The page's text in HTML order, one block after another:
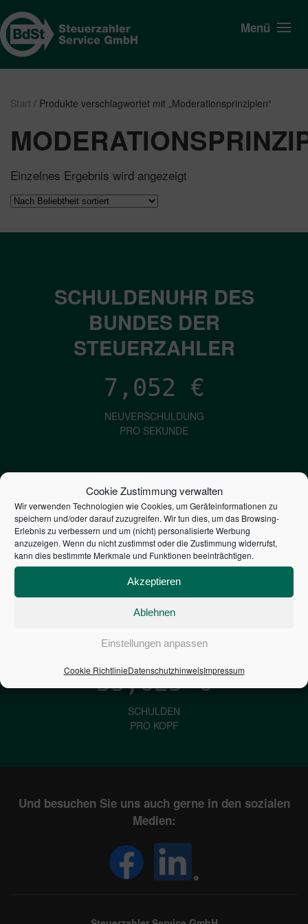
Cookie Zustimmung verwalten
Wir verwenden Technologien wie Cookies, um Geräteinformationen zu
speichern und/oder darauf zuzugreifen. Wir tun dies, um das Browsing-
Erlebnis zu verbessern und um (nicht) personalisierte Werbung
anzuzeigen. Wenn du nicht zustimmst oder die Zustimmung widerrufst,
kann dies bestimmte Merkmale und Funktionen beeinträchtigen.
Akzeptieren
Ablehnen
Einstellungen anpassen
Cookie RichtlinieDatenschutzhinweisImpressum
Menü
Start / Produkte verschlagwortet mit „Moderationsprinzipien“
Einzelnes Ergebnis wird angezeigt
SCHULDENUHR DES
BUNDES DER
STEUERZAHLER
7,052 €
NEUVERSCHULDUNG
PRO SEKUNDE
1,601€
ZINSEN
PRO SEKUNDE
2,806,643,734,388
STAATSVERSCHULDUNG
33,625€
SCHULDEN
PRO KOPF
Und besuchen Sie uns auch gerne in den sozialen
Medien: